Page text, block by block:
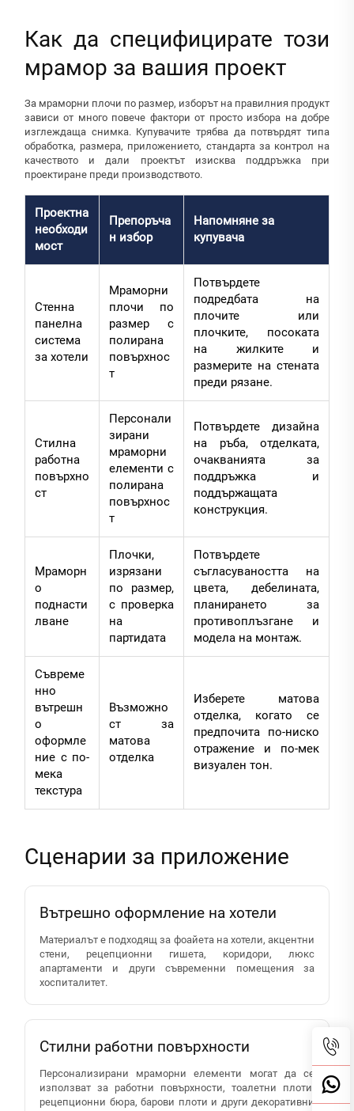
Как да специфицирате този
мрамор за вашия проект
За мраморни плочи по размер, изборът на правилния продукт
зависи от много повече фактори от просто избора на добре
изглеждаща снимка. Купувачите трябва да потвърдят типа
обработка, размера, приложението, стандарта за контрол на
качеството и дали проектът изисква поддръжка при
проектиране преди производството.
Проектна
необходи
мост
Препоръча
н избор
Напомняне за
купувача
Стенна
панелна
система
за хотели
Мраморни
плочи по
размер с
полирана
повърхнос
т
Потвърдете
подредбата на
плочите или
плочките, посоката
на жилките и
размерите на стената
преди рязане.
Стилна
работна
повърхно
ст
Персонали
зирани
мраморни
елементи с
полирана
повърхнос
т
Потвърдете дизайна
на ръба, отделката,
очакванията за
поддръжка и
поддържащата
конструкция.
Мраморн
о
поднасти
лване
Плочки,
изрязани
по размер,
с проверка
на
партидата
Потвърдете
съгласуваността на
цвета, дебелината,
планирането за
противоплъзгане и
модела на монтаж.
Съвреме
нно
вътрешн
о
оформле
ние с по-
мека
текстура
Възможно
ст за
матова
отделка
Изберете матова
отделка, когато се
предпочита по-ниско
отражение и по-мек
визуален тон.
Сценарии за приложение
Вътрешно оформление на хотели
Материалът е подходящ за фоайета на хотели, акцентни
стени, рецепционни гишета, коридори, люкс
апартаменти и други съвременни помещения за
хоспиталитет.
Стилни работни повърхности
Персонализирани мраморни елементи могат да се
използват за работни повърхности, тоалетни плоти,
рецепционни бюра, барови плоти и други декоративни